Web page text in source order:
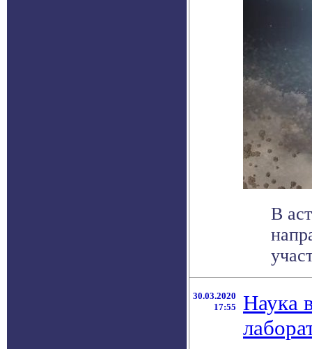
В
30.03.2020
17:55
Наука